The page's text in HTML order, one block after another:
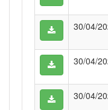
30/04/
30/04/
30/04/